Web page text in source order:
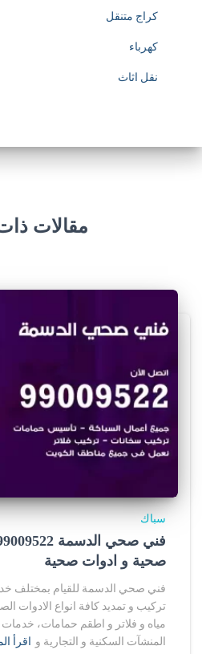
كراج متنقل
كهرباء
نقل اثاث
مقالات
سباك
صحية و ادوات صحية
فني صحي الدسمة للقيام بمختلف
تركيب و تمديد كافة انواع الادوات
مياه و فلاتر و اطقم حمامات،
المنشآت السكنية و التجارية و اقرأ